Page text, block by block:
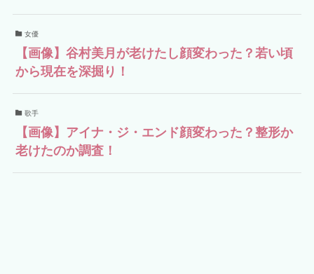
女優
【画像】谷村美月が老けたし顔変わった？若い頃
から現在を深掘り！
歌手
【画像】アイナ・ジ・エンド顔変わった？整形か
老けたのか調査！